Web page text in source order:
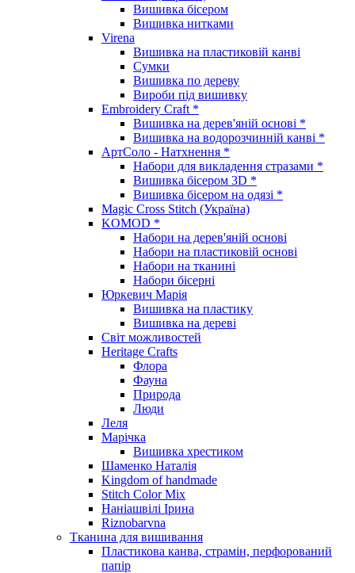
Вишивка бісером
Вишивка нитками
Virena
Вишивка на пластиковій канві
Сумки
Вишивка по дереву
Вироби під вишивку
Embroidery Craft *
Вишивка на дерев'яній основі *
Вишивка на водорозчинній канві *
АртСоло - Натхнення *
Набори для викладення стразами *
Вишивка бісером 3D *
Вишивка бісером на одязі *
Magic Cross Stitch (Україна)
KOMOD *
Набори на дерев'яній основі
Набори на пластиковій основі
Набори на тканині
Набори бісерні
Юркевич Марія
Вишивка на пластику
Вишивка на дереві
Світ можливостей
Heritage Crafts
Флора
Фауна
Природа
Люди
Леля
Марічка
Вишивка хрестиком
Шаменко Наталія
Kingdom of handmade
Stitch Color Mix
Наніашвілі Ірина
Riznobarvna
Тканина для вишивання
Пластикова канва, страмін, перфорований
папір